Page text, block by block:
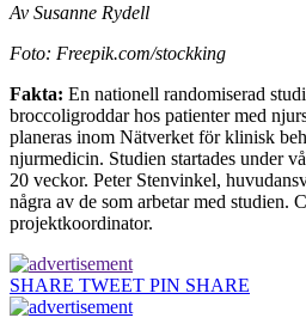
Av Susanne Rydell
Foto: Freepik.com/stockking
Fakta: En nationell randomiserad
broccoligroddar hos patienter med
planeras inom Nätverket för klinisk
njurmedicin. Studien startades under
20 veckor. Peter Stenvinkel,
några av de som arbetar med studien.
projektkoordinator.
SHARE TWEET PIN SHARE